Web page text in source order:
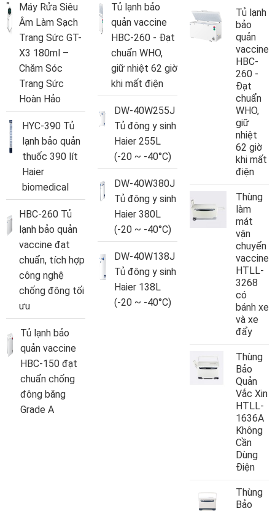
Máy Rửa Siêu
Âm Làm Sạch
Trang Sức GT-
X3 180ml –
Chăm Sóc
Trang Sức
Hoàn Hảo
HYC-390 Tủ
lạnh bảo quản
thuốc 390 lít
Haier
biomedical
HBC-260 Tủ
lạnh bảo quản
vaccine đạt
chuẩn, tích hợp
công nghệ
chống đông tối
ưu
Tủ lạnh bảo
quản vaccine
HBC-150 đạt
chuẩn chống
đông băng
Grade A
Tủ lạnh bảo
quản vaccine
HBC-260 - Đạt
chuẩn WHO,
giữ nhiệt 62 giờ
khi mất điện
DW-40W255J
Tủ đông y sinh
Haier 255L
(-20 ~ -40°C)
DW-40W380J
Tủ đông y sinh
Haier 380L
(-20 ~ -40°C)
DW-40W138J
Tủ đông y sinh
Haier 138L
(-20 ~ -40°C)
Tủ lạnh
bảo
quản
vaccine
HBC-
260 -
Đạt
chuẩn
WHO,
giữ
nhiệt
62 giờ
khi mất
điện
Thùng
làm
mát
vận
chuyển
vaccine
HTLL-
3268
có
bánh xe
và xe
đẩy
Thùng
Bảo
Quản
Vắc Xin
HTLL-
1636A
Không
Cần
Dùng
Điện
Thùng
Bảo